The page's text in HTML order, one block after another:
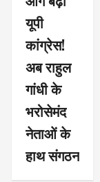
यूपी
कांग्रेस!
अब राहुल
गांधी के
भरोसेमंद
नेताओं के
हाथ संगठन